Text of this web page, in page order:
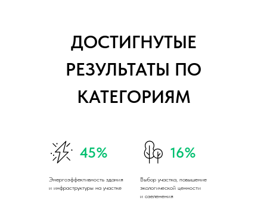
ДОСТИГНУТЫЕ
РЕЗУЛЬТАТЫ ПО
КАТЕГОРИЯМ
Энергоэффективность здания
и инфраструктуры на участке
45% 16%
Выбор участка, повышение
экологической ценности
и озеленения